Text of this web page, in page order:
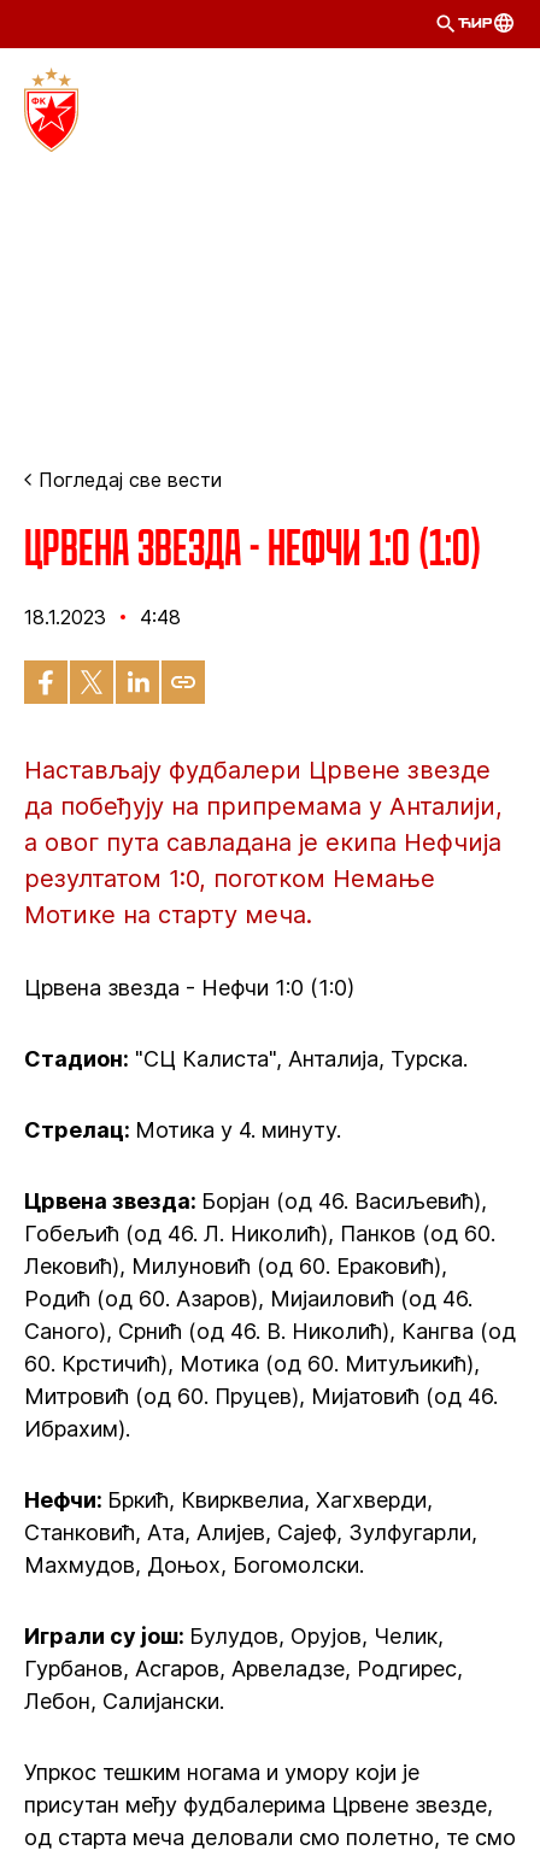
ЋИР
Погледај све вести
Црвена звезда - Нефчи 1:0 (1:0)
18.1.2023 4:48
Настављају фудбалери Црвене звезде
да побеђују на припремама у Анталији,
а овог пута савладана је екипа Нефчија
резултатом 1:0, поготком Немање
Мотике на старту меча.
Црвена звезда - Нефчи 1:0 (1:0)
Стадион: "СЦ Калиста", Анталија, Турска.
Стрелац: Мотика у 4. минуту.
Црвена звезда: Борјан (од 46. Васиљевић),
Гобељић (од 46. Л. Николић), Панков (од 60.
Лековић), Милуновић (од 60. Ераковић),
Родић (од 60. Азаров), Мијаиловић (од 46.
Саного), Срнић (од 46. В. Николић), Кангва (од
60. Крстичић), Мотика (од 60. Митуљикић),
Митровић (од 60. Пруцев), Мијатовић (од 46.
Ибрахим).
Нефчи: Бркић, Квирквелиа, Хагхверди,
Станковић, Ата, Алијев, Сајеф, Зулфугарли,
Махмудов, Доњох, Богомолски.
Играли су још: Булудов, Орујов, Челик,
Гурбанов, Асгаров, Арвеладзе, Родгирес,
Лебон, Салијански.
Упркос тешким ногама и умору који је
присутан међу фудбалерима Црвене звезде,
од старта меча деловали смо полетно, те смо